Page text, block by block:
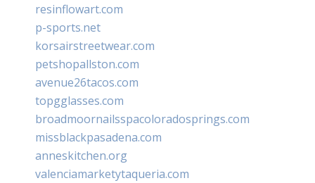
resinflowart.com
p-sports.net
korsairstreetwear.com
petshopallston.com
avenue26tacos.com
topgglasses.com
broadmoornailsspacoloradosprings.com
missblackpasadena.com
anneskitchen.org
valenciamarketytaqueria.com